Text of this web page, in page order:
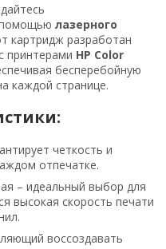
помощью лазерного
картридж разработан
принтерами HP Color
бесперебойную
каждой странице.
четкость и
отпечатке.
– идеальный выбор для
высокая скорость печати
воссоздавать